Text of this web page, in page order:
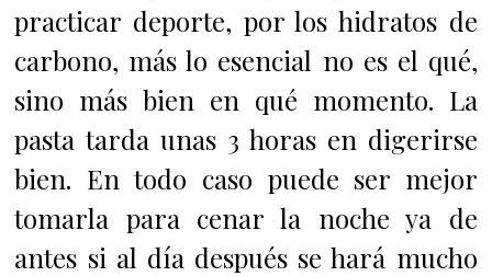
practicar deporte, por los hidratos de
carbono, más lo esencial no es el qué,
sino más bien en qué momento. La
pasta tarda unas 3 horas en digerirse
bien. En todo caso puede ser mejor
tomarla para cenar la noche ya de
antes si al día después se hará mucho